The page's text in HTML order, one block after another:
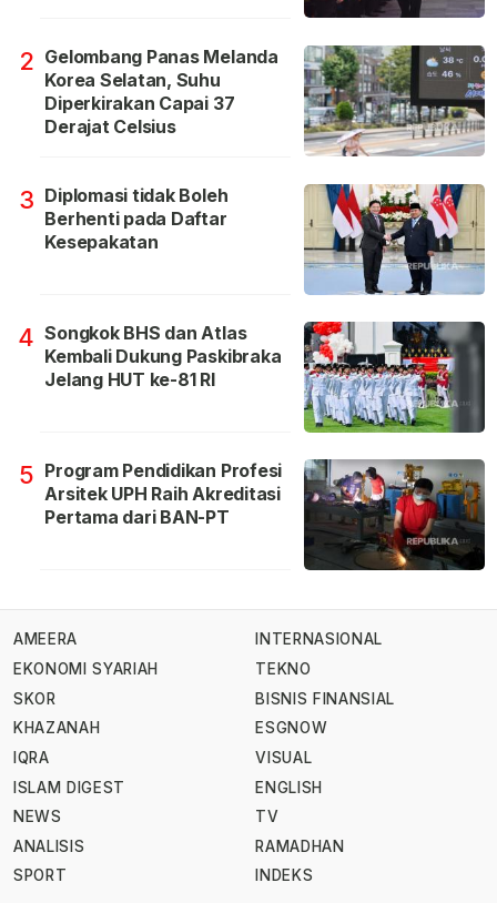
2 Gelombang Panas Melanda
Korea Selatan, Suhu
Diperkirakan Capai 37
Derajat Celsius
3 Diplomasi tidak Boleh
Berhenti pada Daftar
Kesepakatan
4 Songkok BHS dan Atlas
Kembali Dukung Paskibraka
Jelang HUT ke-81 RI
5 Program Pendidikan Profesi
Arsitek UPH Raih Akreditasi
Pertama dari BAN-PT
AMEERA
EKONOMI SYARIAH
SKOR
KHAZANAH
IQRA
ISLAM DIGEST
NEWS
ANALISIS
SPORT
INTERNASIONAL
TEKNO
BISNIS FINANSIAL
ESGNOW
VISUAL
ENGLISH
TV
RAMADHAN
INDEKS